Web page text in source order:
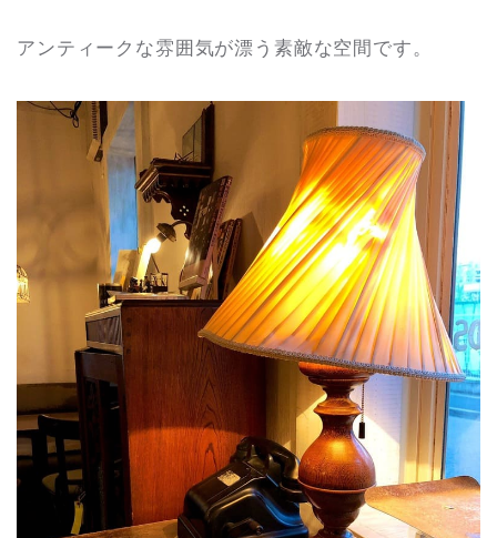
アンティークな雰囲気が漂う素敵な空間です。